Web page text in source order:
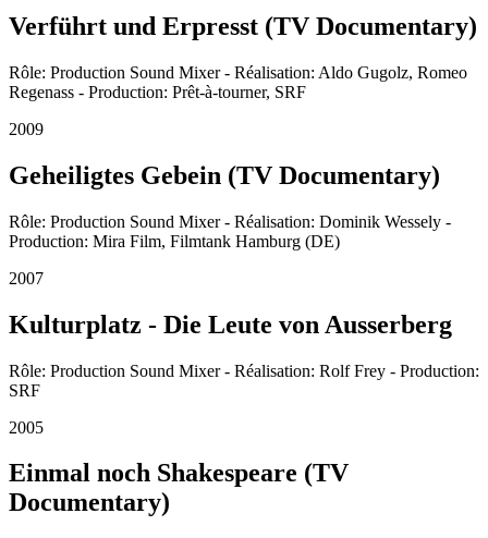
Verführt und Erpresst (TV Documentary)
Rôle: Production Sound Mixer - Réalisation: Aldo Gugolz, Romeo
Regenass - Production: Prêt-à-tourner, SRF
2009
Geheiligtes Gebein (TV Documentary)
Rôle: Production Sound Mixer - Réalisation: Dominik Wessely -
Production: Mira Film, Filmtank Hamburg (DE)
2007
Kulturplatz - Die Leute von Ausserberg
Rôle: Production Sound Mixer - Réalisation: Rolf Frey - Production:
SRF
2005
Einmal noch Shakespeare (TV
Documentary)